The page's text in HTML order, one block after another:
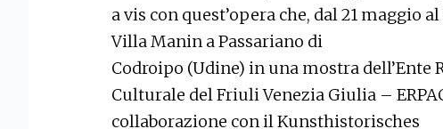
a vis con quest’opera che, dal 21 maggio
Villa Manin a Passariano di
Codroipo (Udine) in una mostra
Culturale del Friuli Venezia Giulia –
collaborazione con il Kunsthistorisches